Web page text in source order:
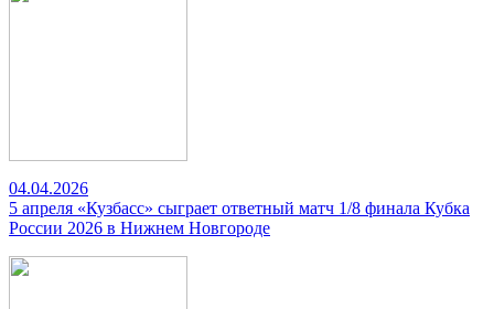
04.04.2026
5 апреля «Кузбасс» сыграет ответный матч 1/8 финала Кубка
России 2026 в Нижнем Новгороде